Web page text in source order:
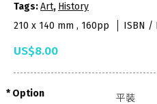
Tags:Art, History
210 x 140 mm , 160pp
ISBN /
US$8.00
Option